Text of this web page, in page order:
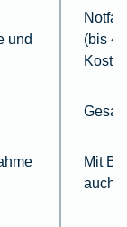
und
(bis
Mit
auch